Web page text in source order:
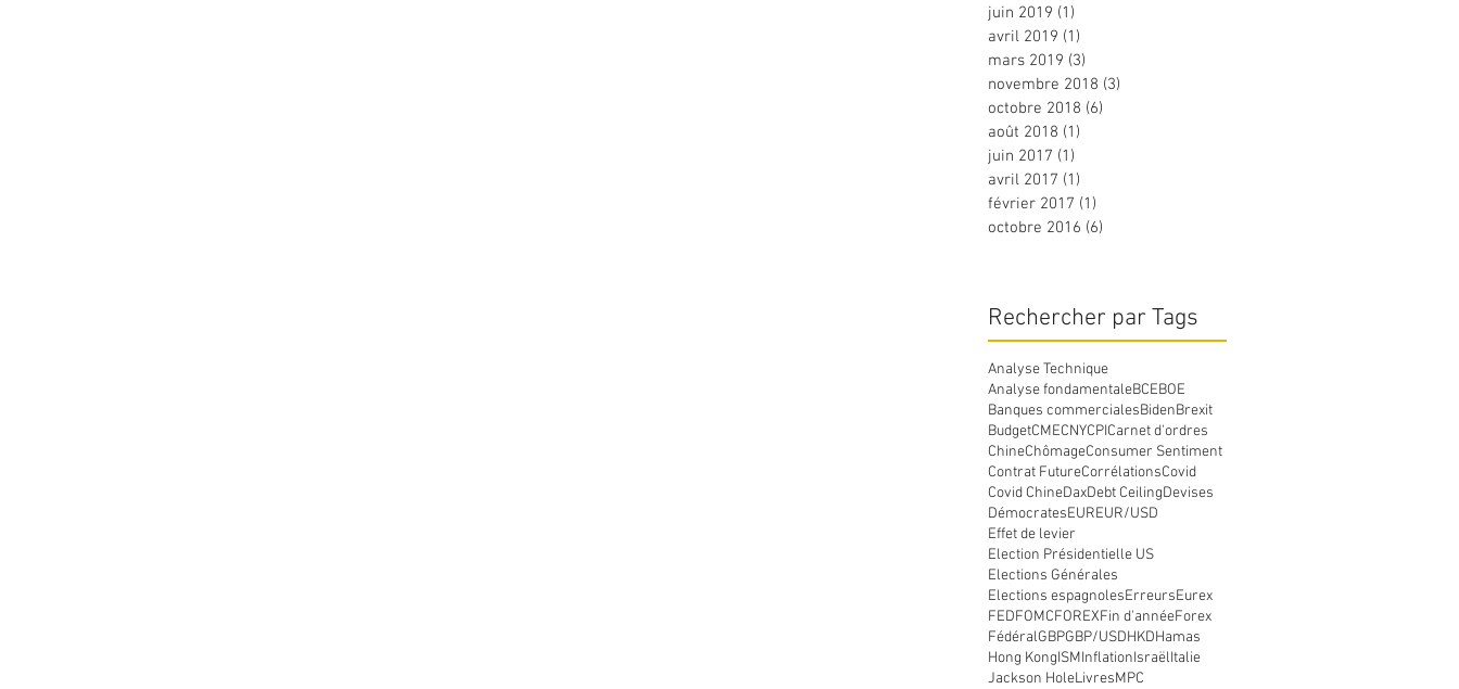
juin 2019 (1)
avril 2019 (1)
mars 2019 (3)
novembre 2018 (3)
octobre 2018 (6)
août 2018 (1)
juin 2017 (1)
avril 2017 (1)
février 2017 (1)
octobre 2016 (6)
Rechercher par Tags
Analyse Technique
Analyse fondamentaleBCEBOE
Banques commercialesBidenBrexit
BudgetCMECNYCPICarnet d'ordres
ChineChômageConsumer Sentiment
Contrat FutureCorrélationsCovid
Covid ChineDaxDebt CeilingDevises
DémocratesEUREUR/USD
Effet de levier
Election Présidentielle US
Elections Générales
Elections espagnolesErreursEurex
FEDFOMCFOREXFin d'annéeForex
FédéralGBPGBP/USDHKDHamas
Hong KongISMInflationIsraëlItalie
Jackson HoleLivresMPC